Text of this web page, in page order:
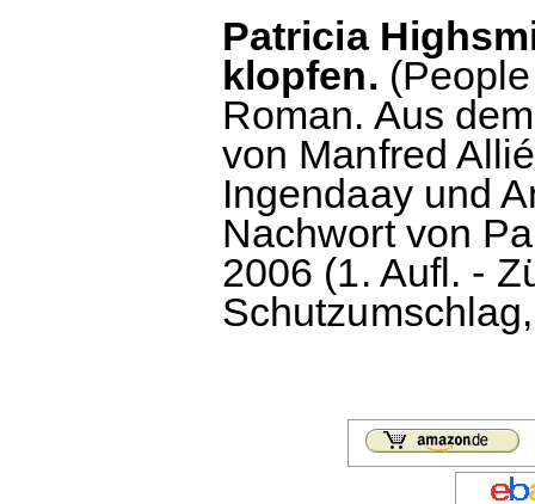
Patricia
klopfen.
Roman. Aus
von Manfred
Ingendaay und
Nachwort von
2006 (1. Aufl. -